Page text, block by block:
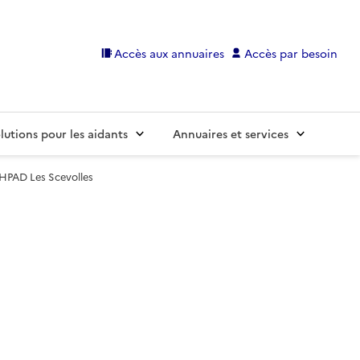
Accès aux annuaires Accès par besoin
pour les aidants Annuaires et services
Les Scevolles